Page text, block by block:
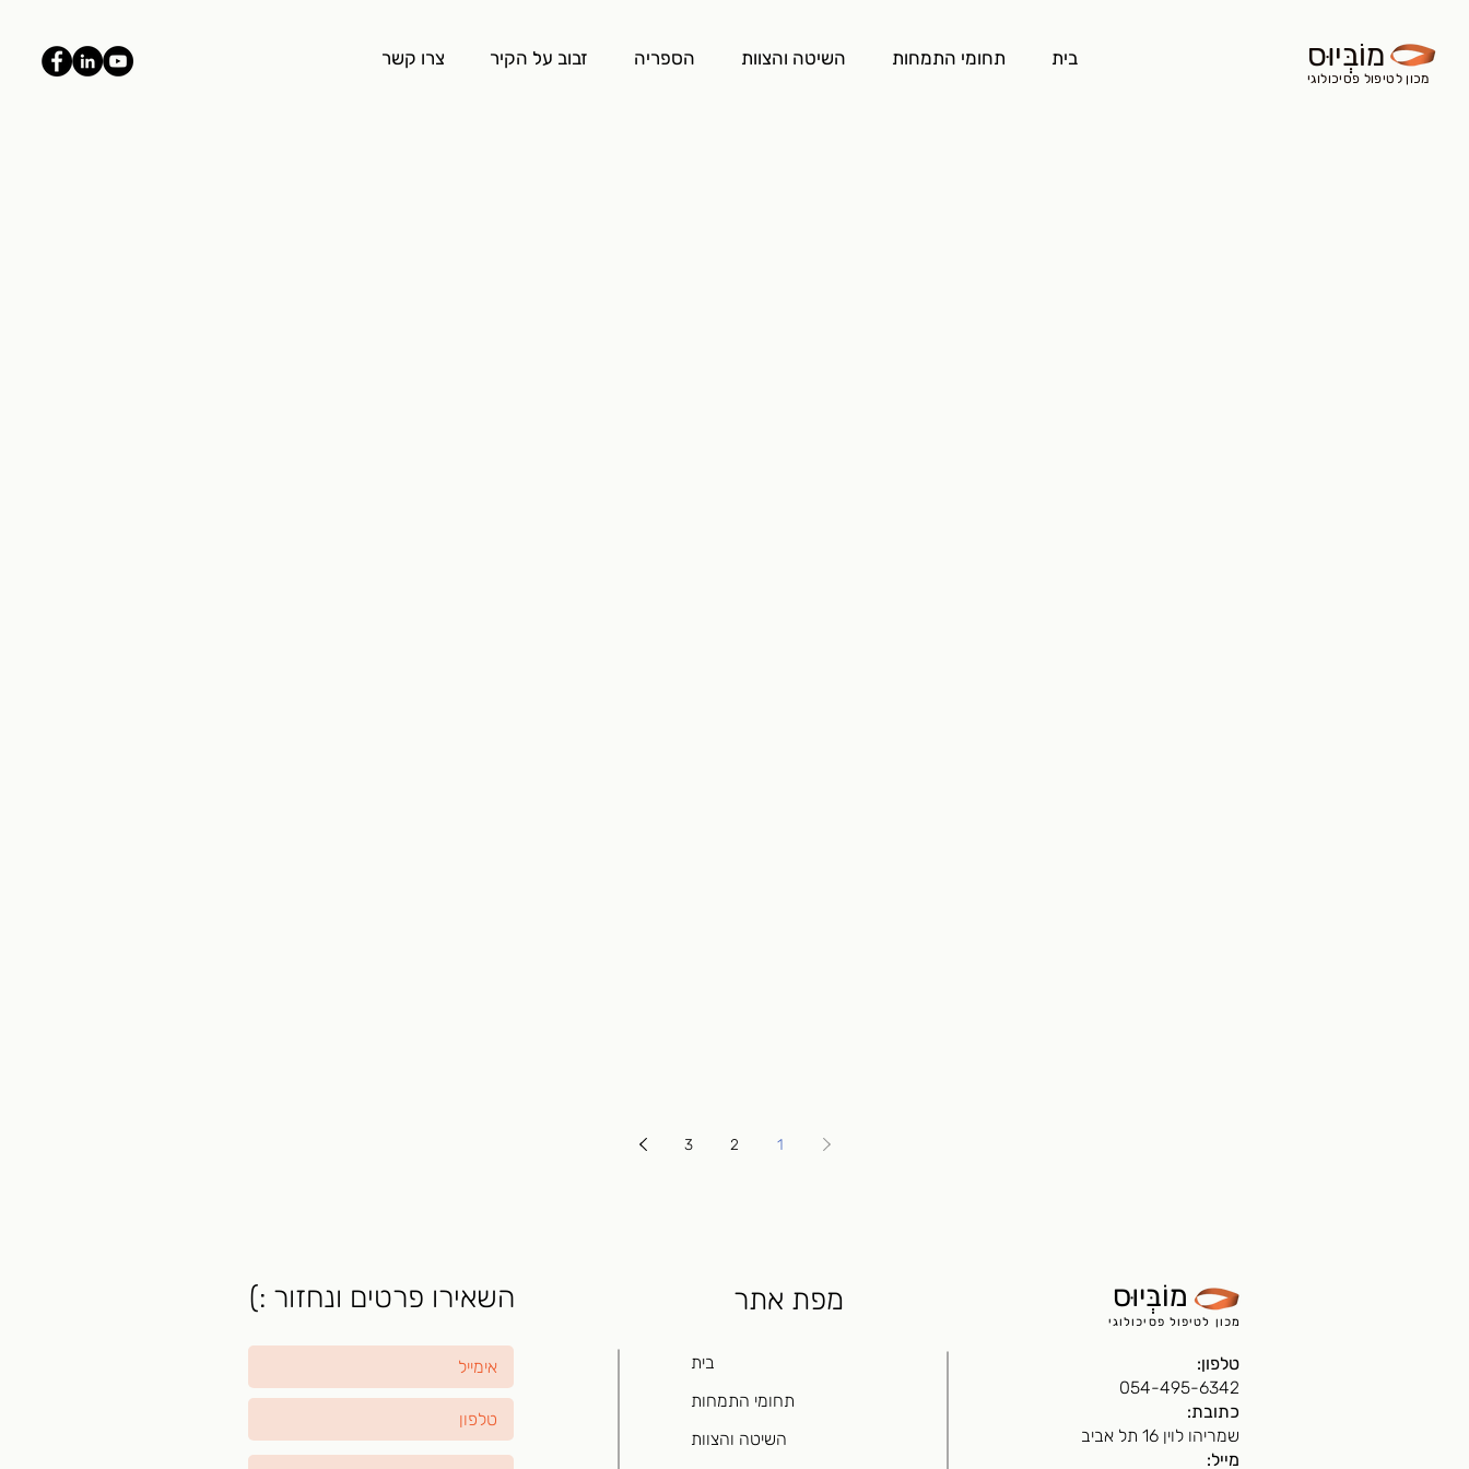
בית תחומי התמחות השיטה והצוות הספריה זבוב על הקיר צרו קשר
מכון לטיפול פסיכולוגי
מוֹבְּיוּס
1
2
3
השאירו פרטים ונחזור :) מפת אתר
בית
תחומי התמחות
השיטה והצוות
מוֹבְּיוּס
מכון לטיפול פסיכולוגי
טלפון:
054-495-6342
כתובת:
שמריהו לוין 16 תל אביב
מייל: